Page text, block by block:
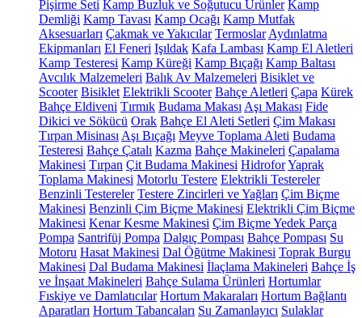
Pişirme Seti Kamp Buzluk ve Soğutucu Ürünler Kamp
Demliği Kamp Tavası Kamp Ocağı Kamp Mutfak
Aksesuarları Çakmak ve Yakıcılar Termoslar Aydınlatma
Ekipmanları El Feneri Işıldak Kafa Lambası Kamp El Aletleri
Kamp Testeresi Kamp Küreği Kamp Bıçağı Kamp Baltası
Avcılık Malzemeleri Balık Av Malzemeleri Bisiklet ve
Scooter Bisiklet Elektrikli Scooter Bahçe Aletleri Çapa Kürek
Bahçe Eldiveni Tırmık Budama Makası Aşı Makası Fide
Dikici ve Sökücü Orak Bahçe El Aleti Setleri Çim Makası
Tırpan Misinası Aşı Bıçağı Meyve Toplama Aleti Budama
Testeresi Bahçe Çatalı Kazma Bahçe Makineleri Çapalama
Makinesi Tırpan Çit Budama Makinesi HidroforYaprak
Toplama Makinesi Motorlu Testere Elektrikli Testereler
Benzinli Testereler Testere Zincirleri ve Yağları Çim Biçme
Makinesi Benzinli Çim Biçme Makinesi Elektrikli Çim Biçme
Makinesi Kenar Kesme Makinesi Çim Biçme Yedek Parça
Pompa Santrifüj Pompa Dalgıç Pompası Bahçe Pompası Su
Motoru Hasat Makinesi Dal Öğütme Makinesi Toprak Burgu
Makinesi Dal Budama Makinesi İlaçlama Makineleri Bahçe İş
ve İnşaat Makineleri Bahçe Sulama Ürünleri Hortumlar
Fıskiye ve Damlatıcılar Hortum Makaraları Hortum Bağlantı
Aparatları Hortum Tabancaları Su Zamanlayıcı Sulaklar